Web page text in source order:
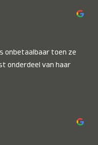
onbetaalbaar toen ze
onderdeel van haar